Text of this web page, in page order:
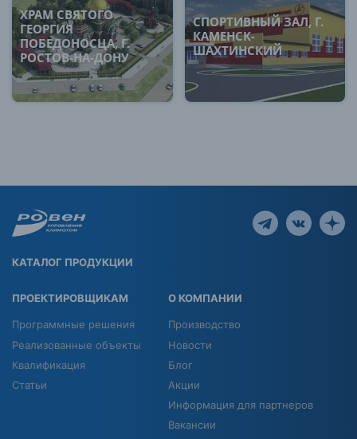
ХРАМ СВЯТОГО
ГЕОРГИЯ
ПОБЕДОНОСЦА, Г.
РОСТОВ-НА-ДОНУ
СПОРТИВНЫЙ ЗАЛ, Г.
КАМЕНСК-
ШАХТИНСКИЙ
КАТАЛОГ ПРОДУКЦИИ
ПРОЕКТИРОВЩИКАМ
Программные решения
Реализованные объекты
Квалификация
Статьи
О КОМПАНИИ
Производство
Новости
Блог
Акции
Информация для партнеров
Вакансии